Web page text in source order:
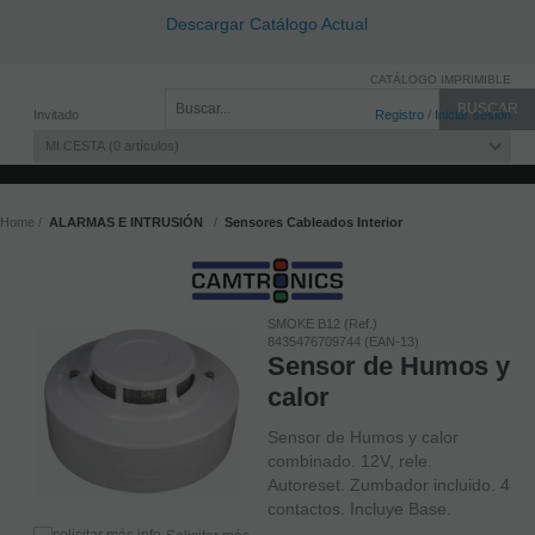
Descargar Catálogo Actual
Invitado Registro / Iniciar sesión
MI CESTA 0 artículos
CATÁLOGO IMPRIMIBLE
Home ALARMAS E INTRUSIÓN Sensores Cableados Interior
SMOKE B12 (Ref.)
8435476709744 (EAN-13)
Sensor de Humos y
calor
Sensor de Humos y calor
combinado. 12V, rele.
Autoreset. Zumbador incluido. 4
contactos. Incluye Base.